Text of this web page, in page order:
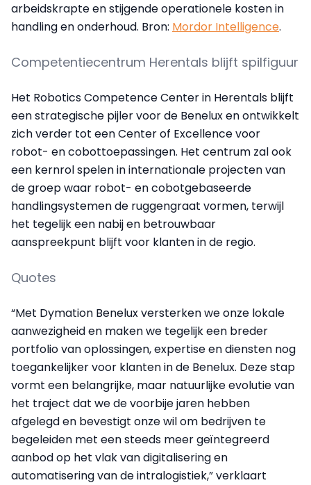
arbeidskrapte en stijgende operationele kosten in
handling en onderhoud. Bron: Mordor Intelligence.
Competentiecentrum Herentals blijft spilfiguur
Het Robotics Competence Center in Herentals blijft
een strategische pijler voor de Benelux en ontwikkelt
zich verder tot een Center of Excellence voor
robot- en cobottoepassingen. Het centrum zal ook
een kernrol spelen in internationale projecten van
de groep waar robot- en cobotgebaseerde
handlingsystemen de ruggengraat vormen, terwijl
het tegelijk een nabij en betrouwbaar
aanspreekpunt blijft voor klanten in de regio.
Quotes
“Met Dymation Benelux versterken we onze lokale
aanwezigheid en maken we tegelijk een breder
portfolio van oplossingen, expertise en diensten nog
toegankelijker voor klanten in de Benelux. Deze stap
vormt een belangrijke, maar natuurlijke evolutie van
het traject dat we de voorbije jaren hebben
afgelegd en bevestigt onze wil om bedrijven te
begeleiden met een steeds meer geïntegreerd
aanbod op het vlak van digitalisering en
automatisering van de intralogistiek,” verklaart